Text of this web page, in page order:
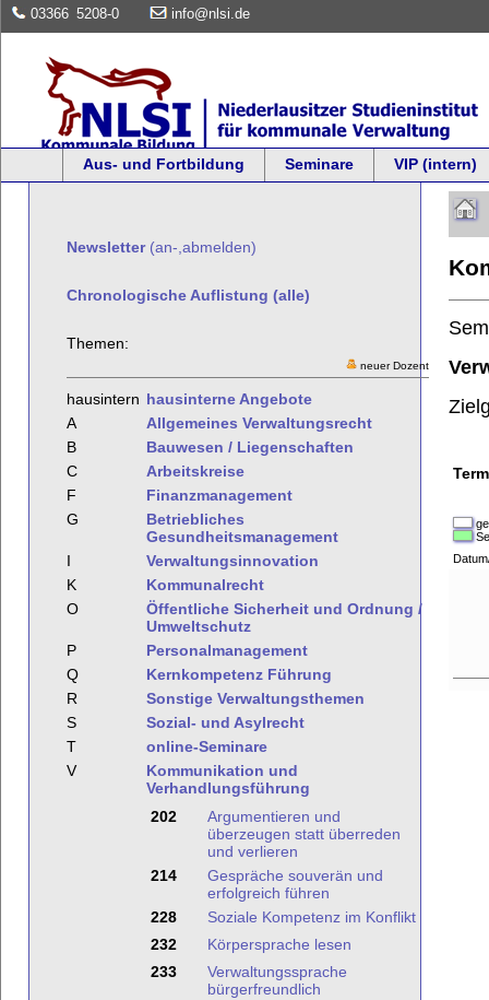
03366 5208-0 info@nlsi.de
Aus- und Fortbildung Seminare VIP (intern)
Newsletter(an-,abmelden)
Chronologische Auflistung (alle)
Themen:
neuer Dozent
hausintern hausinterne Angebote
A
Allgemeines Verwaltungsrecht
B
Bauwesen / Liegenschaften
C
Arbeitskreise
F
Finanzmanagement
G
Betriebliches
Gesundheitsmanagement
I
Verwaltungsinnovation
K
Kommunalrecht
O
Öffentliche Sicherheit und Ordnung /
Umweltschutz
P
Personalmanagement
Q
Kernkompetenz Führung
R
Sonstige Verwaltungsthemen
S
Sozial- und Asylrecht
T
online-Seminare
V
Kommunikation und
Verhandlungsführung
202
Argumentieren und
überzeugen statt überreden
und verlieren
214
Gespräche souverän und
erfolgreich führen
228
Soziale Kompetenz im Konflikt
232
Körpersprache lesen
233
Verwaltungssprache
bürgerfreundlich